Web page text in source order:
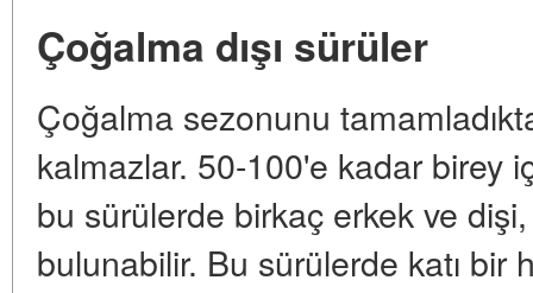
Çoğalma dışı sürüler
Çoğalma sezonunu
kalmazlar. 50-100'e kadar birey
bu sürülerde birkaç erkek ve
bulunabilir. Bu sürülerde katı bir